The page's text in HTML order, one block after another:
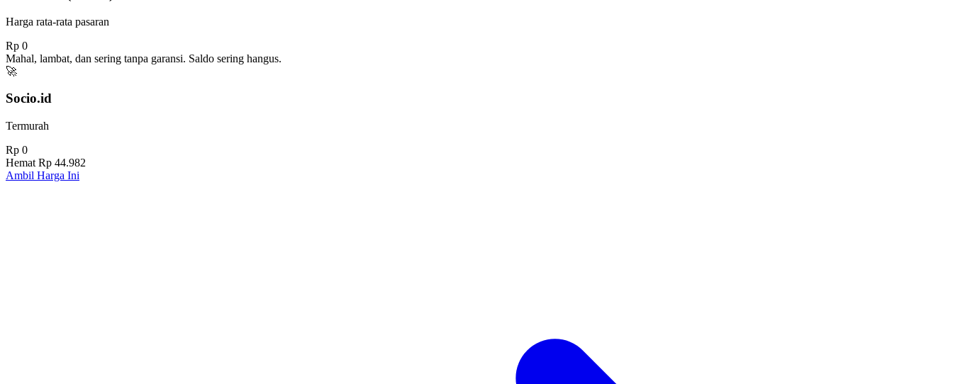
Harga rata-rata pasaran
Rp 0
Mahal, lambat, dan sering tanpa garansi. Saldo sering hangus.
🚀
Socio.id
Termurah
Rp 0
Hemat Rp 44.982
Ambil Harga Ini